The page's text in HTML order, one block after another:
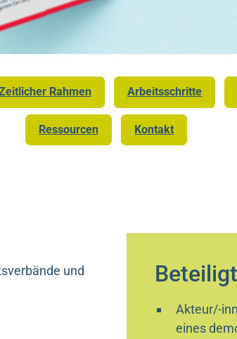
Rahmen Arbeitsschritte
Ressourcen Kontakt
und
Akteur/-
eines